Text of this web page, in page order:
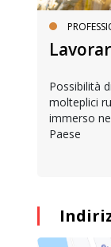
Possibilità
molteplici
immerso
Paese